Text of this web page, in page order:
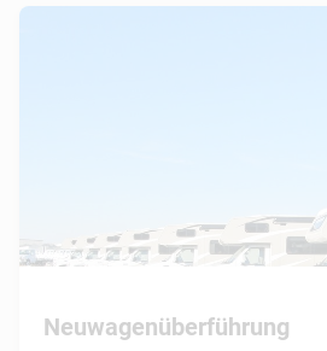
Neuwagenüberführung